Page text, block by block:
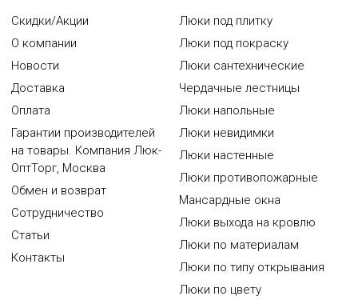
Скидки/Акции
О компании
Новости
Доставка
Оплата
Гарантии производителей
на товары. Компания Люк-
ОптТорг, Москва
Обмен и возврат
Сотрудничество
Статьи
Контакты
Люки под плитку
Люки под покраску
Люки сантехнические
Чердачные лестницы
Люки напольные
Люки невидимки
Люки настенные
Люки противопожарные
Мансардные окна
Люки выхода на кровлю
Люки по материалам
Люки по типу открывания
Люки по цвету